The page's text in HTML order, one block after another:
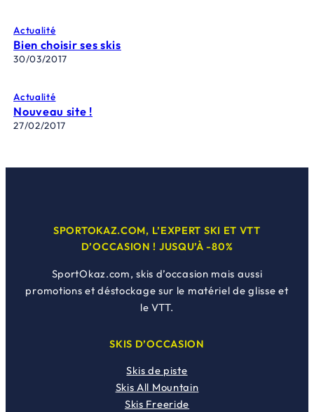
Actualité
Bien choisir ses skis
30/03/2017
Actualité
Nouveau site !
27/02/2017
SPORTOKAZ.COM, L’EXPERT SKI ET VTT
D’OCCASION ! JUSQU’À -80%
SportOkaz.com, skis d’occasion mais aussi
promotions et déstockage sur le matériel de glisse et
le VTT.
SKIS D’OCCASION
Skis de piste
Skis All Mountain
Skis Freeride